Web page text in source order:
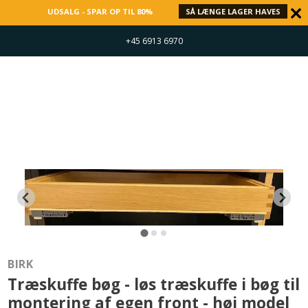
UDSALG - SPAR OP TIL 80% SÅ LÆNGE LAGER HAVES
+45 6913 6970
BIRK
Træskuffe bøg - løs træskuffe i bøg til
montering af egen front - høj model